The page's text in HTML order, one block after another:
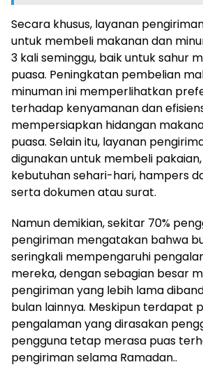
Secara khusus, layanan
untuk membeli makanan dan
3 kali seminggu, baik untuk sahur
puasa. Peningkatan pembelian
minuman ini memperlihatkan
terhadap kenyamanan dan
mempersiapkan hidangan
puasa. Selain itu, layanan
digunakan untuk membeli
kebutuhan sehari-hari, hampers
serta dokumen atau surat.
Namun demikian, sekitar 70%
pengiriman mengatakan bahwa
seringkali mempengaruhi
mereka, dengan sebagian besar
pengiriman yang lebih lama
bulan lainnya. Meskipun terdapat
pengalaman yang dirasakan
pengguna tetap merasa puas
pengiriman selama Ramadan..